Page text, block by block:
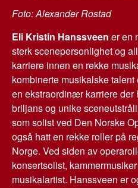
Foto: Alexander Rostad
Eli Kristin Hanssveen er en
sterk scenepersonlighet og
karriere innen en rekke
kombinerte musikalske
en ekstraordinær karriere der
briljans og unike
som solist ved Den Norske
også hatt en rekke roller på
Norge. Ved siden av
konsertsolist,
musikalartist. Hanssveen er